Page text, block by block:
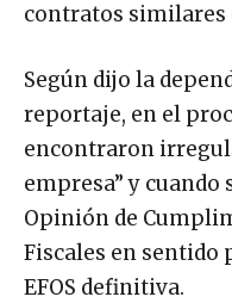
contratos similares
Según dijo la
reportaje, en el
encontraron
empresa” y
Opinión de
Fiscales en sentido
EFOS definitiva.